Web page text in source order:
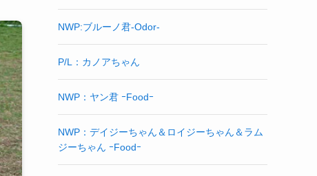
NWP:ブルーノ君-Odor-
P/L：カノアちゃん
NWP：ヤン君 ｰFoodｰ
NWP：デイジーちゃん＆ロイジーちゃん＆ラム
ジーちゃん ｰFoodｰ